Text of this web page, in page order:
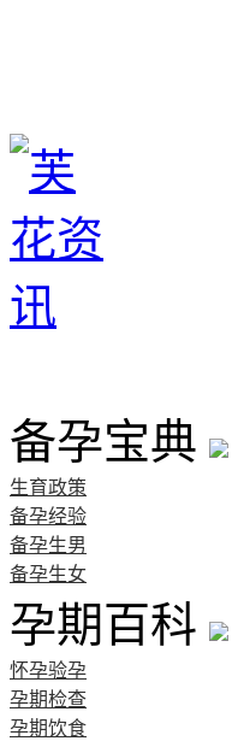
备孕宝典
生育政策
备孕经验
备孕生男
备孕生女
孕期百科
怀孕验孕
孕期检查
孕期饮食